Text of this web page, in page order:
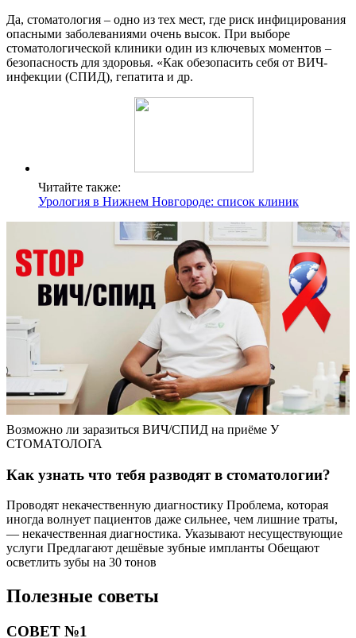
Да, стоматология – одно из тех мест, где риск инфицирования
опасными заболеваниями очень высок. При выборе
стоматологической клиники один из ключевых моментов –
безопасность для здоровья. «Как обезопасить себя от ВИЧ-
инфекции (СПИД), гепатита и др.
Читайте также:
Урология в Нижнем Новгороде: список клиник
Возможно ли заразиться ВИЧ/СПИД на приёме У
СТОМАТОЛОГА
Как узнать что тебя разводят в стоматологии?
Проводят некачественную диагностику Проблема, которая
иногда волнует пациентов даже сильнее, чем лишние траты,
— некачественная диагностика. Указывают несуществующие
услуги Предлагают дешёвые зубные импланты Обещают
осветлить зубы на 30 тонов
Полезные советы
СОВЕТ №1